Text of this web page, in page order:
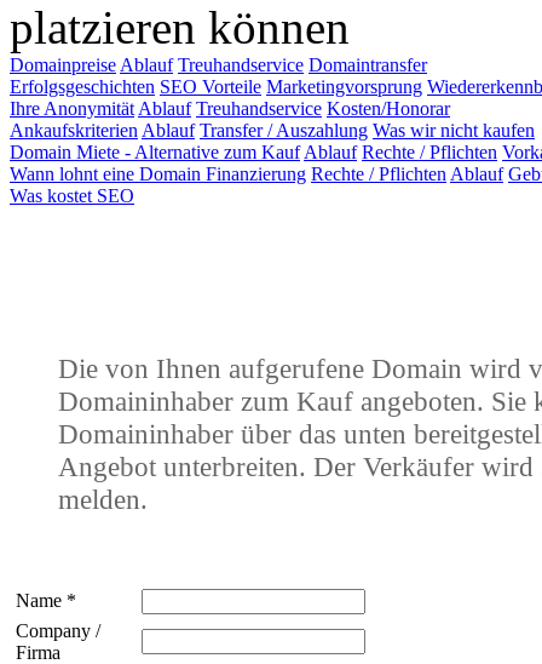
platzieren können
Domainpreise Ablauf Treuhandservice Domaintransfer
Erfolgsgeschichten SEO Vorteile Marketingvorsprung
Ihre Anonymität Ablauf Treuhandservice Kosten/Honorar
Ankaufskriterien Ablauf Transfer / Auszahlung Was wir nicht kaufen
Domain Miete - Alternative zum Kauf Ablauf Rechte / Pflichten
Wann lohnt eine Domain Finanzierung Rechte / Pflichten Ablauf
Was kostet SEO
Die von Ihnen aufgerufene Domain wird
Domaininhaber zum Kauf angeboten. Sie
Domaininhaber über das unten
Angebot unterbreiten. Der Verkäufer wird
melden.
Name *
Company /
Firma